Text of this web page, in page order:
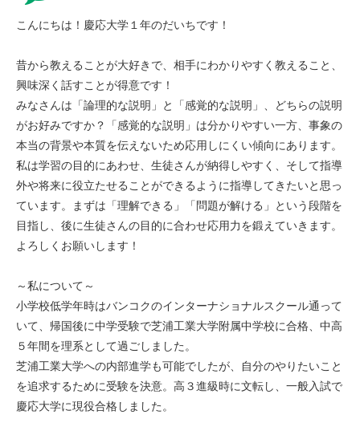
こんにちは！慶応大学１年のだいちです！
昔から教えることが大好きで、相手にわかりやすく教えること、
興味深く話すことが得意です！
みなさんは「論理的な説明」と「感覚的な説明」、どちらの説明
がお好みですか？「感覚的な説明」は分かりやすい一方、事象の
本当の背景や本質を伝えないため応用しにくい傾向にあります。
私は学習の目的にあわせ、生徒さんが納得しやすく、そして指導
外や将来に役立たせることができるように指導してきたいと思っ
ています。まずは「理解できる」「問題が解ける」という段階を
目指し、後に生徒さんの目的に合わせ応用力を鍛えていきます。
よろしくお願いします！
～私について～
小学校低学年時はバンコクのインターナショナルスクール通って
いて、帰国後に中学受験で芝浦工業大学附属中学校に合格、中高
５年間を理系として過ごしました。
芝浦工業大学への内部進学も可能でしたが、自分のやりたいこと
を追求するために受験を決意。高３進級時に文転し、一般入試で
慶応大学に現役合格しました。